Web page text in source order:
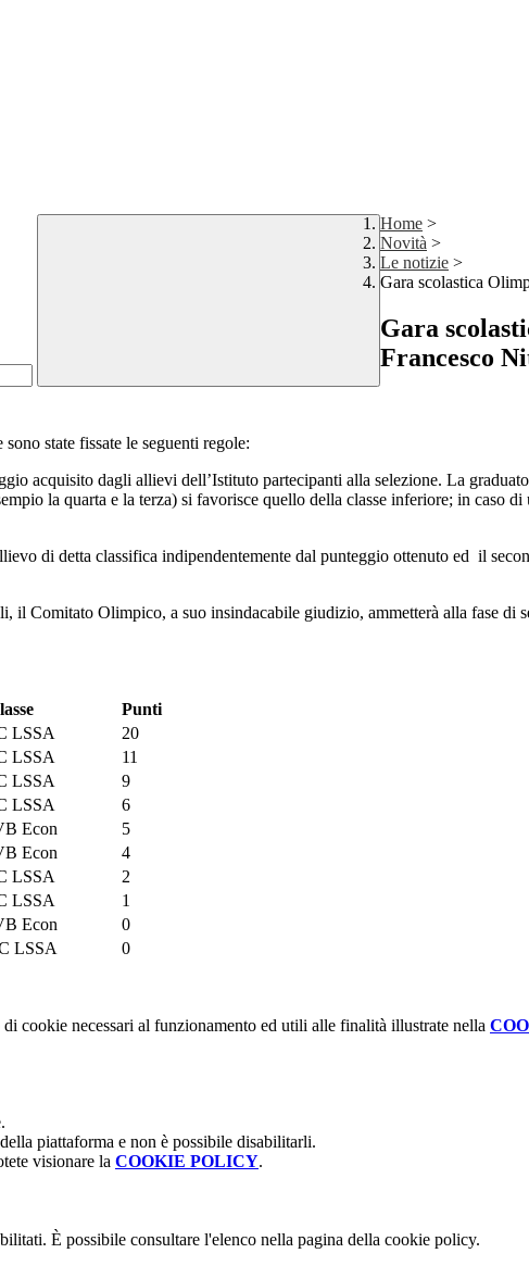
Home >
Novità >
Le notizie >
Gara scolastica
Gara
Francesco
state fissate le seguenti regole:
acquisito dagli allievi dell’Istituto partecipanti alla selezione. La
la quarta e la terza) si favorisce quello della classe inferiore; in caso
di detta classifica indipendentemente dal punteggio ottenuto ed il
Comitato Olimpico, a suo insindacabile giudizio, ammetterà alla fase di
Punti
LSSA
20
LSSA
11
LSSA
9
LSSA
6
Econ
5
Econ
4
LSSA
2
LSSA
1
Econ
0
LSSA 0
cookie necessari al funzionamento ed utili alle finalità illustrate nella
piattaforma e non è possibile disabilitarli.
visionare la COOKIE POLICY.
È possibile consultare l'elenco nella pagina della cookie policy.